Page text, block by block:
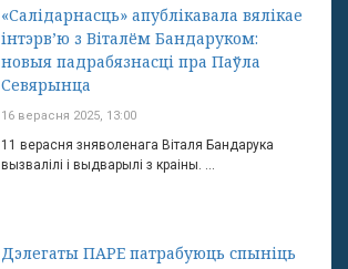
«Салідарнасць» апублікавала вялікае
інтэрв’ю з Віталём Бандаруком:
новыя падрабязнасці пра Паўла
Севярынца
16 верасня 2025, 13:00
11 верасня зняволенага Віталя Бандарука
вызвалілі і выдварылі з краіны. ...
Дэлегаты ПАРЕ патрабуюць спыніць